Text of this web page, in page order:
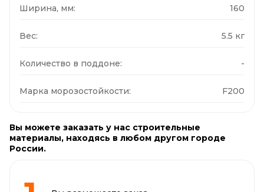
Ширина, мм: 160
Вес: 5.5 кг
Количество в поддоне: -
Марка морозостойкости: F200
Вы можете заказать у нас строительные
материалы, находясь в любом другом городе
России.